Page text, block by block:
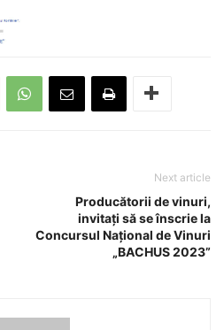
Next article
Producătorii de vinuri,
invitați să se înscrie la
Concursul Național de Vinuri
„BACHUS 2023”